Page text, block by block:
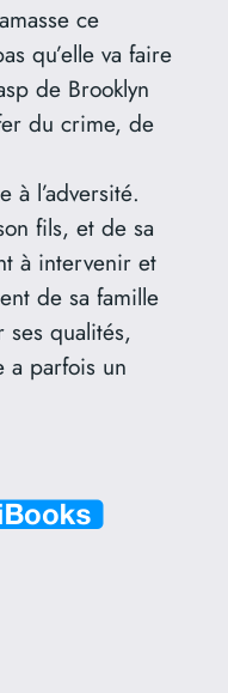
ce
qu’elle va faire
de Brooklyn
du crime, de
à l’adversité.
fils, et de sa
à intervenir et
de sa famille
ses qualités,
a parfois un